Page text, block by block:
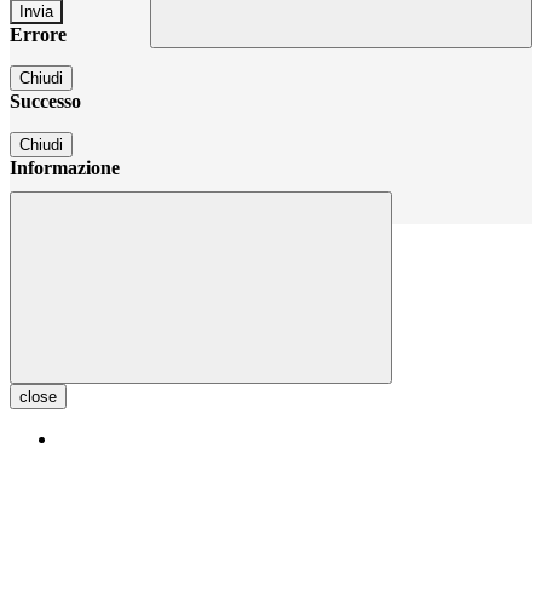
Errore
Chiudi
Successo
Chiudi
Informazione
close